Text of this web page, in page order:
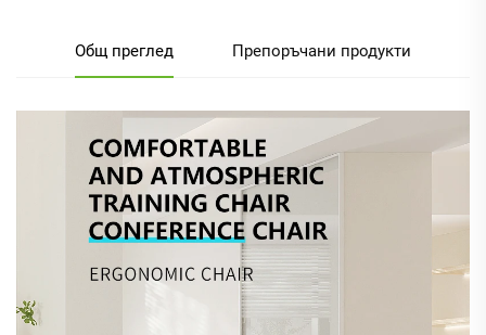
Общ преглед Препоръчани продукти